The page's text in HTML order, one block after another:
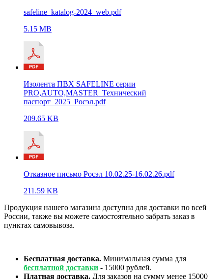
safeline_katalog-2024_web.pdf
5.15 MB
Изолента ПВХ SAFELINE серии
PRO,AUTO,MASTER_Технический
паспорт_2025_Росэл.pdf
209.65 KB
Отказное письмо Росэл 10.02.25-16.02.26.pdf
211.59 KB
Продукция нашего магазина доступна для доставки по всей
России, также вы можете самостоятельно забрать заказ в
пунктах самовывоза.
Бесплатная доставка. Минимальная сумма для
бесплатной доставки - 15000 рублей.
Платная доставка. Для заказов на сумму менее 15000